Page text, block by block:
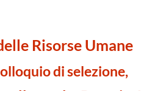
Risorse Umane
di selezione,